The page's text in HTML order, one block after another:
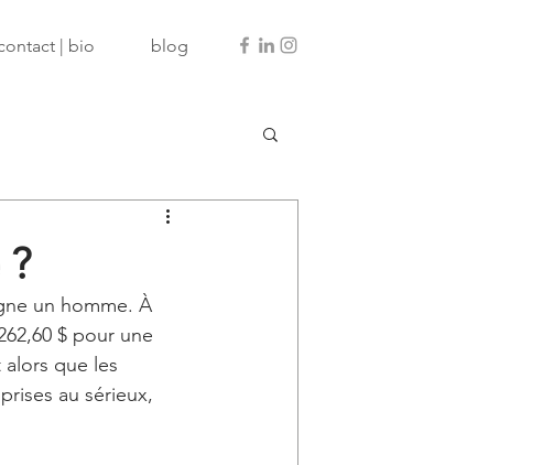
| bio blog
un homme. À
$ pour une
que les
au sérieux,